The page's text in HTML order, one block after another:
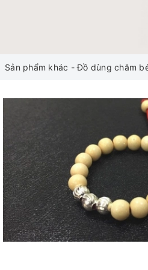
Sản phẩm khác - Đồ dùng chăm